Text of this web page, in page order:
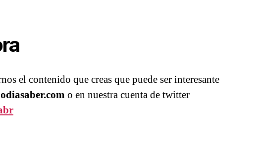
el contenido que creas que puede ser interesante
o en nuestra cuenta de twitter